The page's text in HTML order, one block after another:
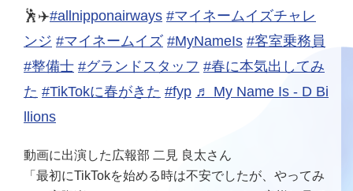
🕺✈️#allnipponairways #マイネームイズチャレ
ンジ #マイネームイズ #MyNameIs #客室乗務員
#整備士 #グランドスタッフ #春に本気出してみ
た #TikTokに春がきた #fyp ♬ My Name Is - D Bi
llions
動画に出演した広報部 二見 良太さん
「最初にTikTokを始める時は不安でしたが、やってみ